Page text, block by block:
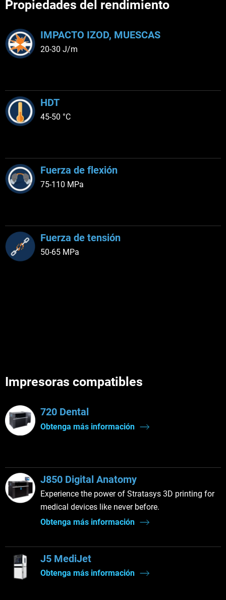
Propiedades del rendimiento
IMPACTO IZOD, MUESCAS
20-30 J/m
HDT
45-50 °C
Fuerza de flexión
75-110 MPa
Fuerza de tensión
50-65 MPa
Impresoras compatibles
720 Dental
Obtenga más información
J850 Digital Anatomy
Experience the power of Stratasys 3D printing for
medical devices like never before.
Obtenga más información
J5 MediJet
Obtenga más información